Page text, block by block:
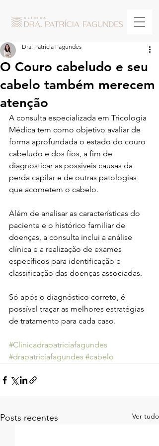
O Couro cabeludo e seu
cabelo também merecem
atenção
Dra. Patrícia Fagundes
A consulta especializada em Tricologia
Médica tem como objetivo avaliar de
forma aprofundada o estado do couro
cabeludo e dos fios, a fim de
diagnosticar as possíveis causas da
perda capilar e de outras patologias
que acometem o cabelo.
Além de analisar as características do
paciente e o histórico familiar de
doenças, a consulta inclui a análise
clínica e a realização de exames
específicos para identificação e
classificação das doenças associadas.
Só após o diagnóstico correto, é
possível traçar as melhores estratégias
de tratamento para cada caso.
#Clinicadrapatriciafagundes
#drapatriciafagundes #cabelo
Posts recentes Ver tudo